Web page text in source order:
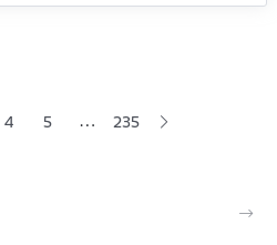
Lapa
4 Lapa
5 … 235